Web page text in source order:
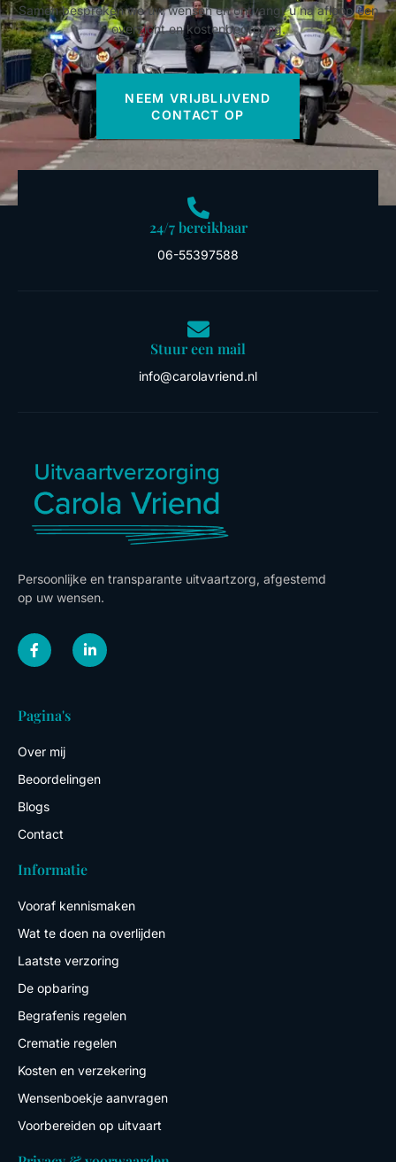
Samen bespreken we uw wensen en ontvangt u na afloop een
overzicht en kostenbegroting.
NEEM VRIJBLIJVEND
CONTACT OP
24/7 bereikbaar
06-55397588
Stuur een mail
info@carolavriend.nl
Persoonlijke en transparante uitvaartzorg, afgestemd
op uw wensen.
F
a
c
e
o
k
f
L
i
n
k
Pagina's
Over mij
Beoordelingen
Blogs
Contact
Informatie
Vooraf kennismaken
Wat te doen na overlijden
Laatste verzoring
De opbaring
Begrafenis regelen
Crematie regelen
Kosten en verzekering
Wensenboekje aanvragen
Voorbereiden op uitvaart